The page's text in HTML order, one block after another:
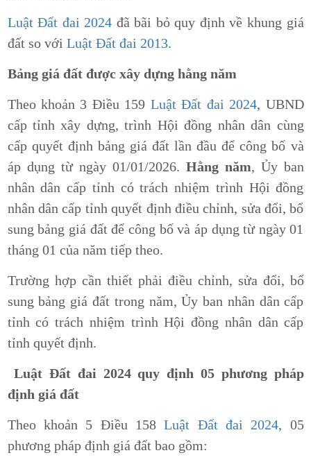
Luật Đất đai 2024 đã bãi bỏ quy định về khung giá
đất so với Luật Đất đai 2013.
Bảng giá đất được xây dựng hằng năm
Theo khoản 3 Điều 159 Luật Đất đai 2024, UBND
cấp tỉnh xây dựng, trình Hội đồng nhân dân cùng
cấp quyết định bảng giá đất lần đầu để công bố và
áp dụng từ ngày 01/01/2026. Hằng năm, Ủy ban
nhân dân cấp tỉnh có trách nhiệm trình Hội đồng
nhân dân cấp tỉnh quyết định điều chỉnh, sửa đổi, bổ
sung bảng giá đất để công bố và áp dụng từ ngày 01
tháng 01 của năm tiếp theo.
Trường hợp cần thiết phải điều chỉnh, sửa đổi, bổ
sung bảng giá đất trong năm, Ủy ban nhân dân cấp
tỉnh có trách nhiệm trình Hội đồng nhân dân cấp
tỉnh quyết định.
Luật Đất đai 2024 quy định 05 phương pháp
định giá đất
Theo khoản 5 Điều 158Luật Đất đai 2024, 05
phương pháp định giá đất bao gồm: